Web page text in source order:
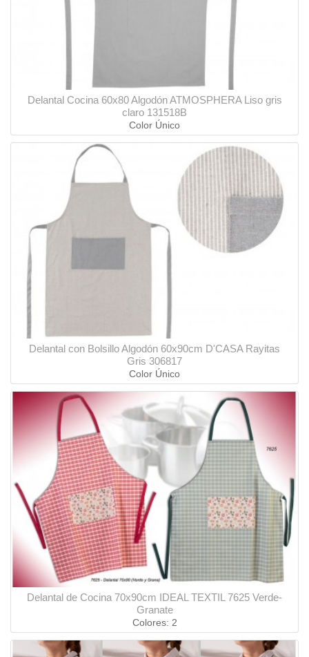
Delantal Cocina 60x80 Algodón ATMOSPHERA Liso gris
claro 131518B
Color Único
Delantal con Bolsillo Algodón 60x90cm D'CASA Rayitas
Gris 306817
Color Único
Delantal de Cocina 70x90cm IDEAL TEXTIL 7625 Verde-
Granate
Colores: 2